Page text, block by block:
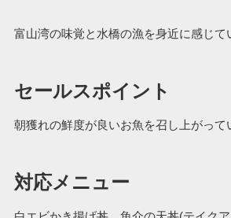
富山湾の味覚と水橋の漁を身近に感じて
セールスポイント
朝獲れの鮮度が良いお魚を召し上がって
対応メニュー